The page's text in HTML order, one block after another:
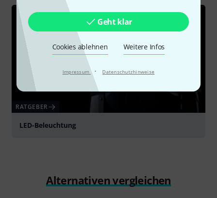
Geht klar
Cookies ablehnen Weitere Infos
Impressum · Datenschutzhinweise
RATGEBER
LED-Beleuchtung
Alternativen vergleichen